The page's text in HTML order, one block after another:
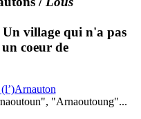
village qui n'a pas
coeur de
"Arnaoutoung"...